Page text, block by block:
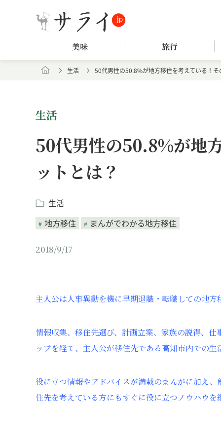
美味 旅行
生活 50代男性の50.8%が地方移住を考えている！
生活
50代男性の50.8%が地
ットとは？
生活
地方移住
まんがでわかる地方移住
2018/9/17
主人公は人事異動を機に早期退職・転職しての地
情報収集、移住先選び、計画立案、家族の説得、
ップを経て、主人公が移住先である高知市内での
役に立つ情報やアドバイスが満載のまんがに加え
住先を考えている方にもすぐに役に立つノウハウを